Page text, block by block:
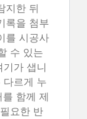
지한 뒤
록을 첨부
를 시공사
수 있는
기가 샙니
다르게 누
함께 제
요한 반